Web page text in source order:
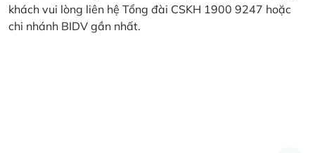
khách vui lòng liên hệ Tổng đài CSKH 1900 9247 hoặc
chi nhánh BIDV gần nhất.